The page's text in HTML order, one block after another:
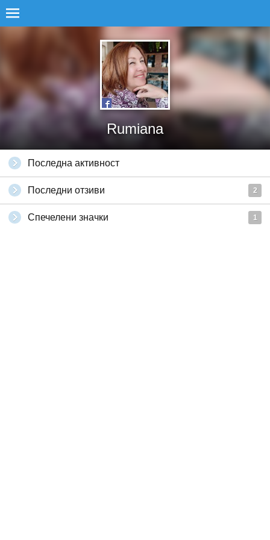
Rumiana
Последна активност
Последни отзиви 2
Спечелени значки 1